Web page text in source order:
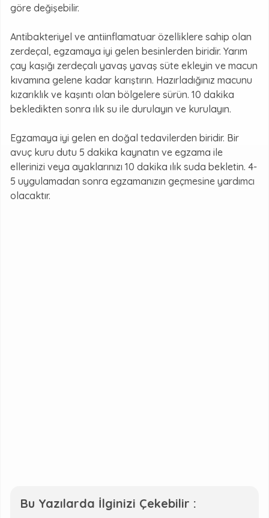
göre değişebilir.
Antibakteriyel ve antiinflamatuar özelliklere sahip olan
zerdeçal, egzamaya iyi gelen besinlerden biridir. Yarım
çay kaşığı zerdeçalı yavaş yavaş süte ekleyin ve macun
kıvamına gelene kadar karıştırın. Hazırladığınız macunu
kızarıklık ve kaşıntı olan bölgelere sürün. 10 dakika
bekledikten sonra ılık su ile durulayın ve kurulayın.
Egzamaya iyi gelen en doğal tedavilerden biridir. Bir
avuç kuru dutu 5 dakika kaynatın ve egzama ile
ellerinizi veya ayaklarınızı 10 dakika ılık suda bekletin. 4-
5 uygulamadan sonra egzamanızın geçmesine yardımcı
olacaktır.
Bu Yazılarda İlginizi Çekebilir :